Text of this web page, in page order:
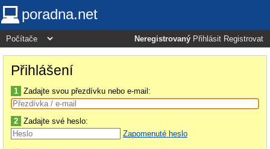
poradna.net
Neregistrovaný Přihlásit Registrovat
Přihlášení
1 Zadajte svou přezdívku nebo e-mail:
2 Zadajte své heslo:
Zapomenuté heslo